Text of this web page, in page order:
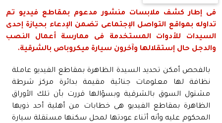
فى إطار كشف ملابسات منشور مدعوم بمقاطع فيديو تم
تداوله بمواقع التواصل الإجتماعى تضمن الإدعاء بحيازة إحدى
السيدات للأدوات المستخدمة فى ممارسة أعمال النصب
والدجل حال إستقلالها وآخرون سيارة ميكروباص بالشرقية.
بالفحص أمكن تحديد السيدة الظاهرة بمقاطع الفيديو عاملة
نظافة لها معلومات جنائية مقيمة بدائرة مركز شرطة
مشتول السوق بالشرقية وبسؤالها قررت بأن تلك الأوراق
الظاهرة بمقاطع الفيديو هى خطابات من أهلية أحد ذويها
المحكوم عليه وأنه أثناء عودتها لمحل سكنها مستقلة سيارة